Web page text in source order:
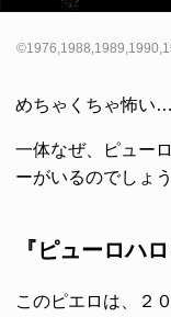
めちゃくちゃ怖い…
一体なぜ、ピュー
ーがいるのでしょ
『ピューロハ
このピエロは、２